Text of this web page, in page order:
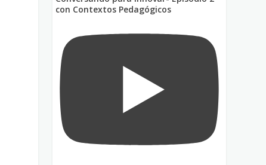
con Contextos Pedagógicos